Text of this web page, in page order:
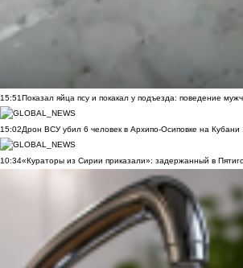
15:51Показал яйца псу и покакал у подъезда: поведение
15:02Дрон ВСУ убил 6 человек в Архипо-Осиповке на Кубани
10:34«Кураторы из Сирии приказали»: задержанный в